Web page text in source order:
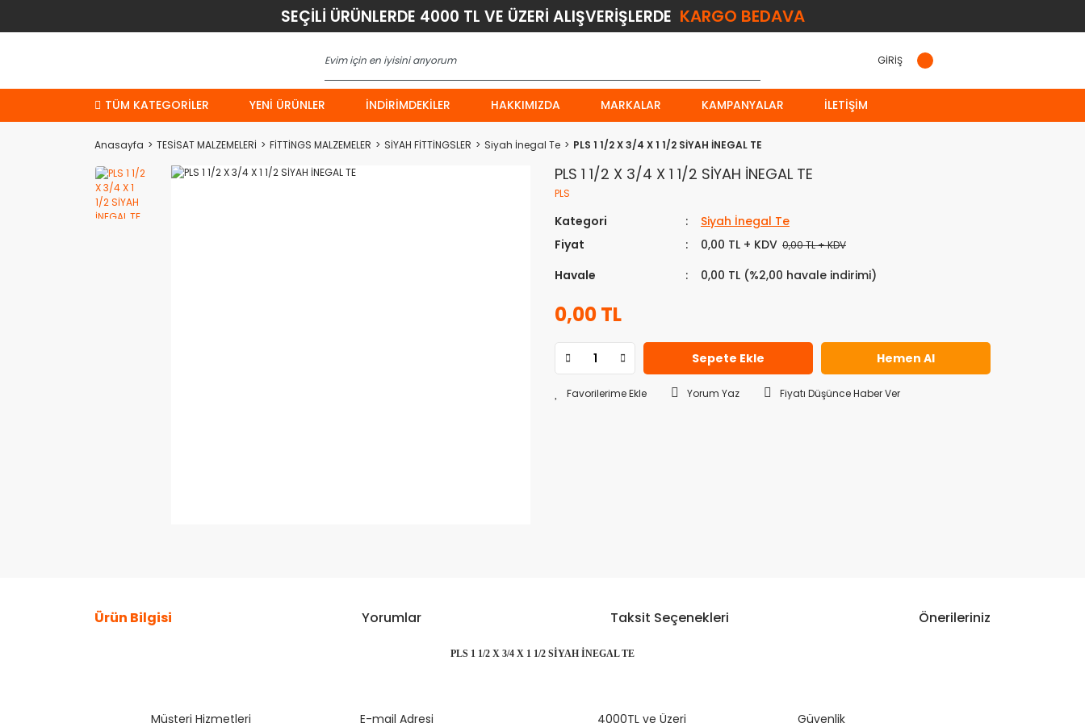
SEÇİLİ ÜRÜNLERDE 4000 TL VE ÜZERİ ALIŞVERİŞLERDE KARGO BEDAVA
GİRİŞ
TÜM KATEGORİLER YENI ÜRÜNLER İNDIRIMDEKILER HAKKIMIZDA MARKALAR KAMPANYALAR İLETIŞIM
Anasayfa TESİSAT MALZEMELERİ FİTTİNGS MALZEMELER SİYAH FİTTİNGSLER Siyah İnegal Te PLS 1 1/2 X 3/4 X 1 1/2 SİYAH İNEGAL TE
PLS 1 1/2 X 3/4 X 1 1/2 SİYAH İNEGAL TE
PLS
Kategori
Siyah İnegal Te
Fiyat
0,00 TL + KDV 0,00 TL + KDV
Havale 0,00 TL (%2,00 havale indirimi)
0,00 TL
Sepete Ekle Hemen Al
Yorum Yaz Fiyatı Düşünce Haber Ver
Ürün Bilgisi Yorumlar Taksit Seçenekleri Önerileriniz
PLS 1 1/2 X 3/4 X 1 1/2 SİYAH İNEGAL TE
Bu ürüne ilk yorumu siz yapın!
Müşteri Hizmetleri E-mail Adresi 4000TL ve Üzeri Güvenlik